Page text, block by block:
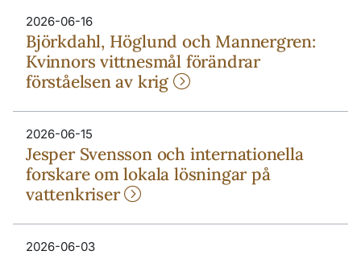
2026-06-16
Björkdahl, Höglund och Mannergren:
Kvinnors vittnesmål förändrar
förståelsen av krig
2026-06-15
Jesper Svensson och internationella
forskare om lokala lösningar på
vattenkriser
2026-06-03